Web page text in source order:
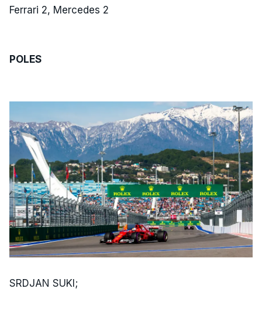
Ferrari 2, Mercedes 2
POLES
SRDJAN SUKI;